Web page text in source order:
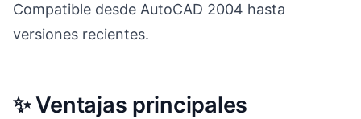
Compatible desde AutoCAD 2004 hasta
versiones recientes.
✨ Ventajas principales